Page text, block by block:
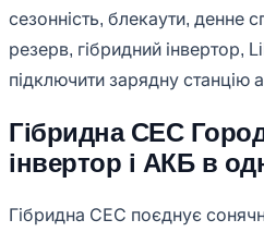
сезонність, блекаути, денне
резерв, гібридний інвертор,
підключити зарядну станцію
Гібридна СЕС
інвертор і АКБ в
Гібридна СЕС поєднує